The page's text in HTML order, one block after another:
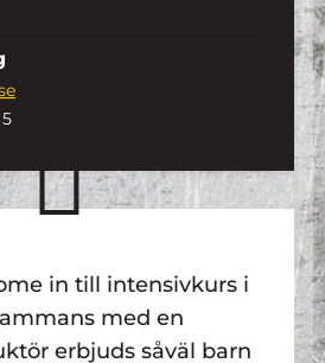
in till intensivkurs i
med en
erbjuds såväl barn